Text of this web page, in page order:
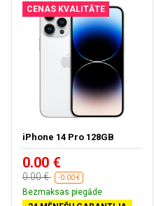
CENAS KVALITĀTE
iPhone 14 Pro 128GB
0.00 €
0.00 € -0.00 €
Bezmaksas piegāde